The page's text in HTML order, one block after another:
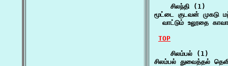
    சிலந்தி (1)
மூட்டை குடவன் முகடு
வாட்டும் உலூதை
TOP
    சிலம்பல் (1)
சிலம்பல் துவைத்தல்